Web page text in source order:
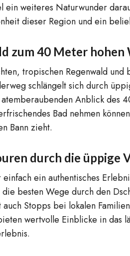
weiteres Naturwunder
dieser Region und ein
zum 40 Meter hohen
tropischen Regenwald
schlängelt sich durch
Anblick des
Bad nehmen
Bann zieht.
durch die üppige
ein authentisches
besten Wege durch den
Stopps bei lokalen
wertvolle Einblicke in das